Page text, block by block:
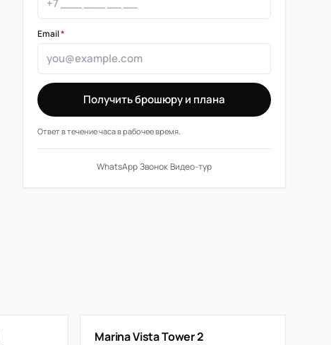
Email*
Получить брошюру и плана
Ответ в течение часа в рабочее время.
WhatsApp·Звонок·Видео-тур
Marina Vista Tower 2